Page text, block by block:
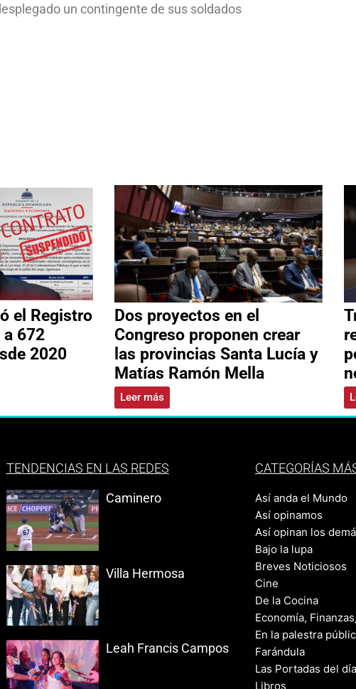
un contingente de sus soldados
el Registro
a 672
2020
Dos proyectos en el
Congreso proponen crear
las provincias Santa Lucía y
Matías Ramón Mella
Leer más
TENDENCIAS EN LAS REDES
Caminero
Villa Hermosa
Leah Francis Campos
CATEGORÍAS
Así anda el Mundo
Así opinamos
Así opinan los
Bajo la lupa
Breves Noticiosos
Cine
De la Cocina
Economía,
En la palestra
Farándula
Las Portadas del día
Libros